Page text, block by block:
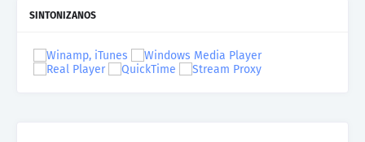
SINTONIZANOS